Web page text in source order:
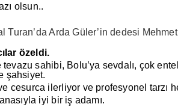
olsun..
Turan’da Arda Güler’in dedesi
özeldi.
sahibi, Bolu’ya sevdalı, çok
şahsiyet.
cesurca ilerliyor ve profesyonel tarzı
iyi bir iş adamı.